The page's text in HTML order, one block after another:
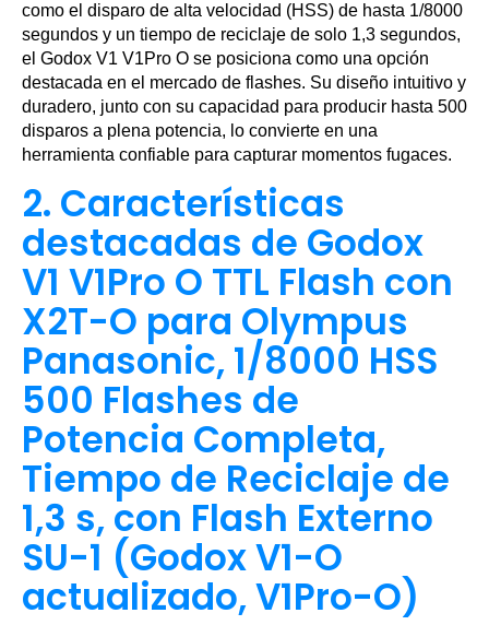
como el disparo de alta velocidad (HSS) de hasta 1/8000
segundos y un tiempo de reciclaje de solo 1,3 segundos,
el Godox V1 V1Pro O se posiciona como una opción
destacada en el mercado de flashes. Su diseño intuitivo y
duradero, junto con su capacidad para producir hasta 500
disparos a plena potencia, lo convierte en una
herramienta confiable para capturar momentos fugaces.
2. Características
destacadas de Godox
V1 V1Pro O TTL Flash con
X2T-O para Olympus
Panasonic, 1/8000 HSS
500 Flashes de
Potencia Completa,
Tiempo de Reciclaje de
1,3 s, con Flash Externo
SU-1 (Godox V1-O
actualizado, V1Pro-O)